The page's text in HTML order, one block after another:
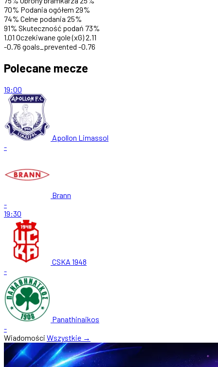
70% Podania ogółem 29%
74% Celne podania 25%
91% Skuteczność podań 73%
1.01 Oczekiwane gole (xG)2.11
-0.76 goals_prevented -0.76
Polecane mecze
19:00
Apollon Limassol
-
Brann
-
19:30
CSKA 1948
-
Panathinaikos
-
Wiadomości Wszystkie →